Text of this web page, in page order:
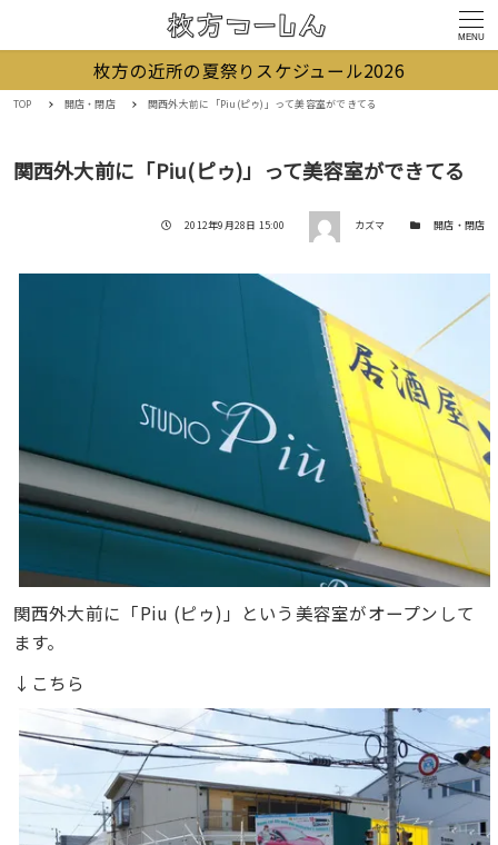
MENU
枚方の近所の夏祭りスケジュール2026
TOP 開店・閉店 関西外大前に「Piu(ピゥ)」って美容室ができてる
関西外大前に「Piu(ピゥ)」って美容室ができてる
投稿日
2012年9月28日 15:00 著者 カズマ カテゴリー開店・閉店
関西外大前に「Piu (ピゥ)」という美容室がオープンして
ます。
↓こちら